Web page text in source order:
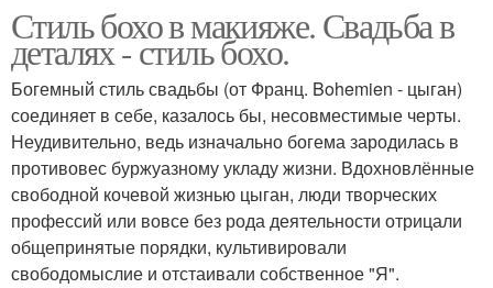
Стиль бохо в макияже. Свадьба в
деталях - стиль бохо.
Богемный стиль свадьбы (от Франц. Bohemien - цыган)
соединяет в себе, казалось бы, несовместимые черты.
Неудивительно, ведь изначально богема зародилась в
противовес буржуазному укладу жизни. Вдохновлённые
свободной кочевой жизнью цыган, люди творческих
профессий или вовсе без рода деятельности отрицали
общепринятые порядки, культивировали
свободомыслие и отстаивали собственное "Я".